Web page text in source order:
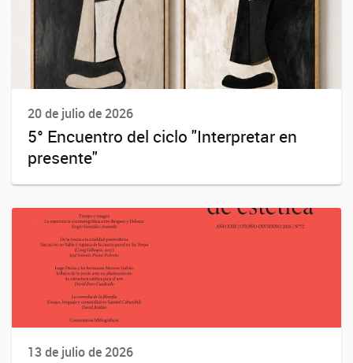
20 de julio de 2026
5° Encuentro del ciclo "Interpretar en
presente"
13 de julio de 2026